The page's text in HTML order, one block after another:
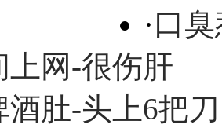
·口
上网-很伤肝
酒肚-头上6把刀